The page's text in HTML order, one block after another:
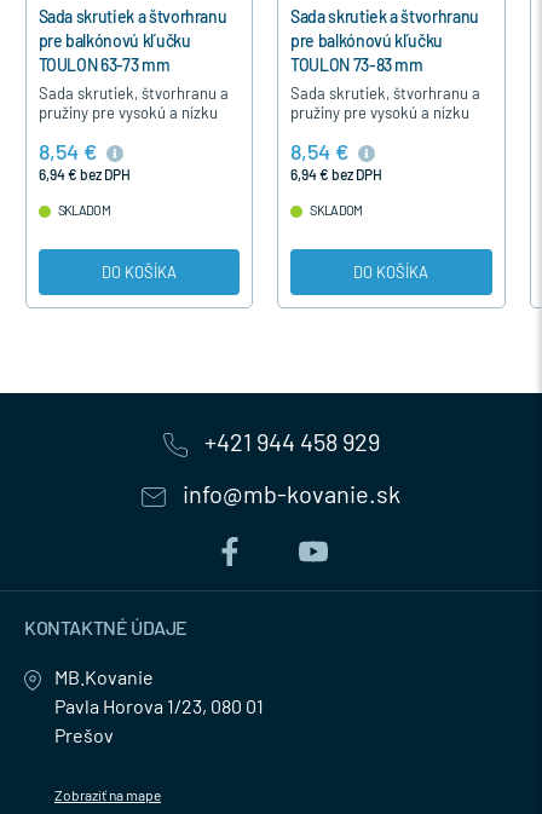
Sada skrutiek a štvorhranu
pre balkónovú kľučku
TOULON 63-73 mm
Sada skrutiek, štvorhranu a
pružiny pre vysokú a nízku
TOULON, pre hrúbku profilu
63-73 mm.
8,54 €
6,94 € bez DPH
SKLADOM
DO KOŠÍKA
Sada skrutiek a štvorhranu
pre balkónovú kľučku
TOULON 73-83 mm
Sada skrutiek, štvorhranu a
pružiny pre vysokú a nízku
TOULON, pre hrúbku profilu
73-83 mm.
8,54 €
6,94 € bez DPH
SKLADOM
DO KOŠÍKA
+421 944 458 929
info@mb-kovanie.sk
KONTAKTNÉ ÚDAJE
MB.Kovanie
Pavla Horova 1/23, 080 01
Prešov
Zobraziť na mape